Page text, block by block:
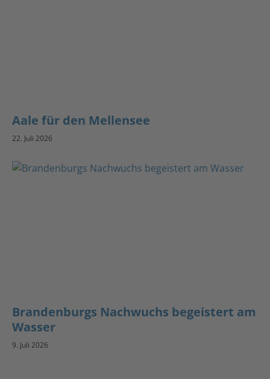
Aale für den Mellensee
22. Juli 2026
Brandenburgs Nachwuchs begeistert am
Wasser
9. Juli 2026